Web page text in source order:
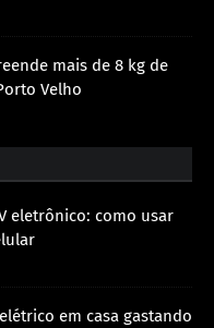
mais de 8 kg de
Velho
eletrônico: como usar
em casa gastando